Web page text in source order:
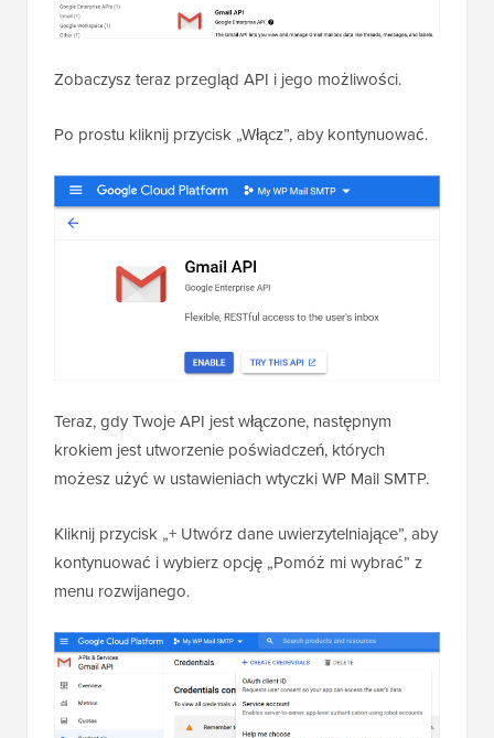
Zobaczysz teraz przegląd API i jego możliwości.
Po prostu kliknij przycisk „Włącz”, aby kontynuować.
Teraz, gdy Twoje API jest włączone, następnym
krokiem jest utworzenie poświadczeń, których
możesz użyć w ustawieniach wtyczki WP Mail SMTP.
Kliknij przycisk „+ Utwórz dane uwierzytelniające”, aby
kontynuować i wybierz opcję „Pomóż mi wybrać” z
menu rozwijanego.